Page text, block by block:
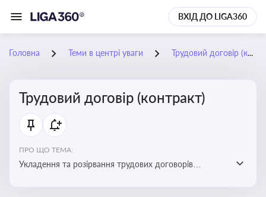
ВХІД ДО LIGA360
Головна Теми в центрі уваги Трудовий договір (контракт)
Трудовий договір (контракт)
ПРО ЩО ТЕМА:
Укладення та розірвання трудових договорів